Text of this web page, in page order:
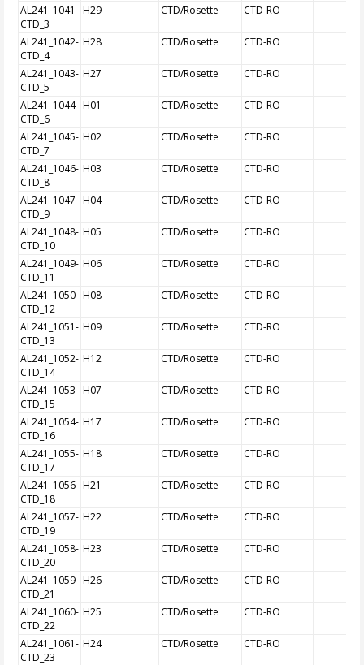
AL241_1041-
CTD_3
H29 CTD/Rosette CTD-RO
AL241_1042-
CTD_4
H28 CTD/Rosette CTD-RO
AL241_1043-
CTD_5
H27 CTD/Rosette CTD-RO
AL241_1044-
CTD_6
H01 CTD/Rosette CTD-RO
AL241_1045-
CTD_7
H02 CTD/Rosette CTD-RO
AL241_1046-
CTD_8
H03 CTD/Rosette CTD-RO
AL241_1047-
CTD_9
H04 CTD/Rosette CTD-RO
AL241_1048-
CTD_10
H05 CTD/Rosette CTD-RO
AL241_1049-
CTD_11
H06 CTD/Rosette CTD-RO
AL241_1050-
CTD_12
H08 CTD/Rosette CTD-RO
AL241_1051-
CTD_13
H09 CTD/Rosette CTD-RO
AL241_1052-
CTD_14
H12 CTD/Rosette CTD-RO
AL241_1053-
CTD_15
H07 CTD/Rosette CTD-RO
AL241_1054-
CTD_16
H17 CTD/Rosette CTD-RO
AL241_1055-
CTD_17
H18 CTD/Rosette CTD-RO
AL241_1056-
CTD_18
H21 CTD/Rosette CTD-RO
AL241_1057-
CTD_19
H22 CTD/Rosette CTD-RO
AL241_1058-
CTD_20
H23 CTD/Rosette CTD-RO
AL241_1059-
CTD_21
H26 CTD/Rosette CTD-RO
AL241_1060-
CTD_22
H25 CTD/Rosette CTD-RO
AL241_1061-
CTD_23
H24 CTD/Rosette CTD-RO